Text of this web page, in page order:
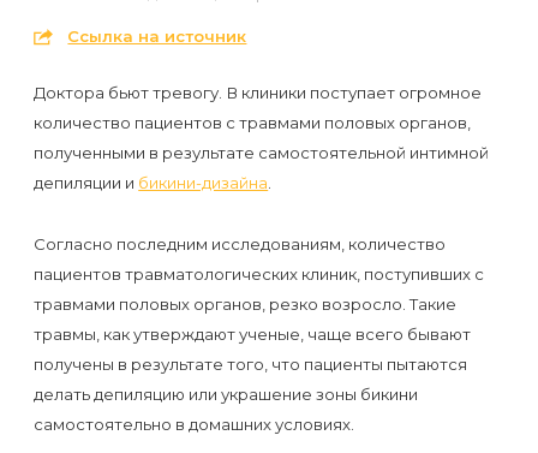
раз
перед
важным
событием
эпиляции
Что
нужно
знать
Ссылка на источник
Доктора бьют тревогу. В клиники поступает огромное
количество пациентов с травмами половых органов,
полученными в результате самостоятельной интимной
депиляции и бикини-дизайна.
Согласно последним исследованиям, количество
пациентов травматологических клиник, поступивших с
травмами половых органов, резко возросло. Такие
травмы, как утверждают ученые, чаще всего бывают
получены в результате того, что пациенты пытаются
делать депиляцию или украшение зоны бикини
самостоятельно в домашних условиях.